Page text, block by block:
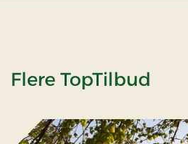
Flere TopTilbud